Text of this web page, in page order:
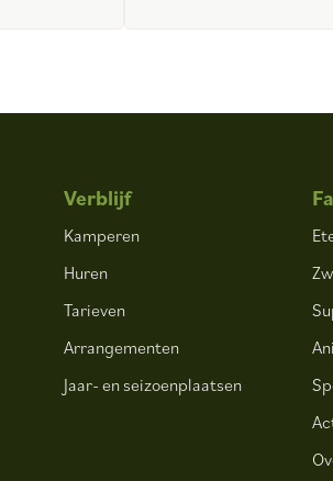
Verblijf
Kamperen
Huren
Tarieven
Arrangementen
Jaar- en seizoenplaatsen